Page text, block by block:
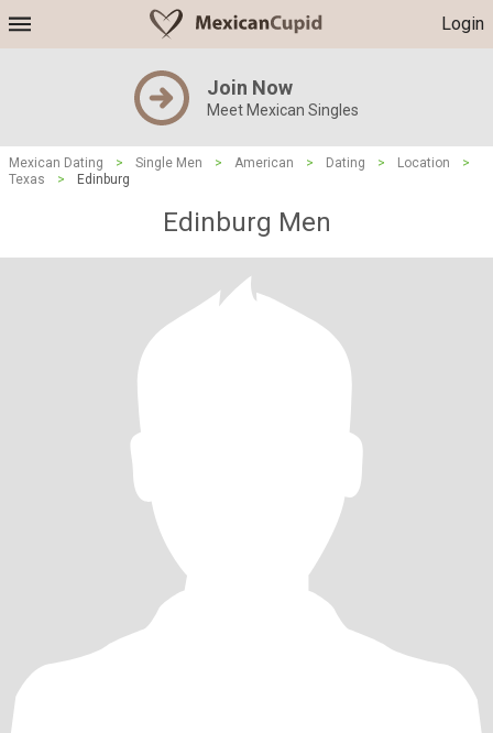
Login
Join Now
Meet Mexican Singles
Mexican Dating > Single Men > American > Dating > Location
>
Texas
> Edinburg
Edinburg Men